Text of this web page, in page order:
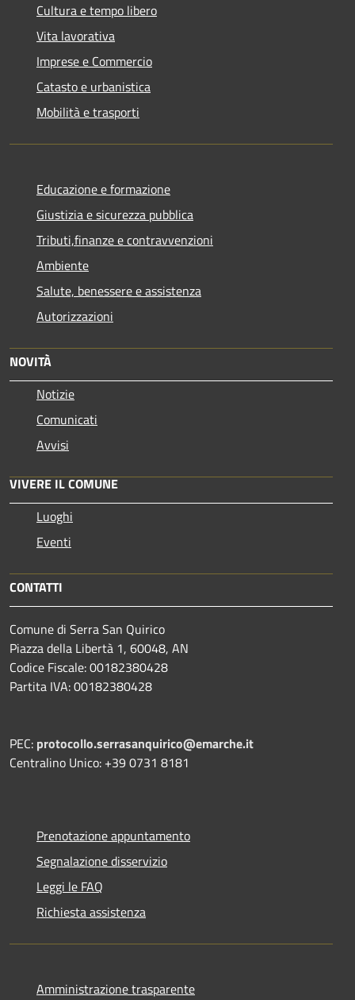
Cultura e tempo libero
Vita lavorativa
Imprese e Commercio
Catasto e urbanistica
Mobilità e trasporti
Educazione e formazione
Giustizia e sicurezza pubblica
Tributi,finanze e contravvenzioni
Ambiente
Salute, benessere e assistenza
Autorizzazioni
NOVITÀ
Notizie
Comunicati
Avvisi
VIVERE IL COMUNE
Luoghi
Eventi
CONTATTI
Comune di Serra San Quirico
Piazza della Libertà 1, 60048, AN
Codice Fiscale: 00182380428
Partita IVA: 00182380428
PEC: protocollo.serrasanquirico@emarche.it
Centralino Unico: +39 0731 8181
Prenotazione appuntamento
Segnalazione disservizio
Leggi le FAQ
Richiesta assistenza
Amministrazione trasparente